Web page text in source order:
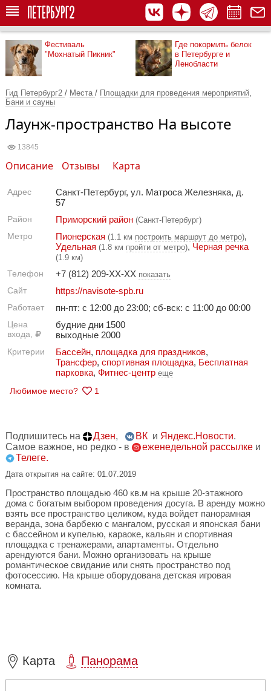
Фестиваль
"Мохнатый Пикник"
Где покормить белок
в Петербурге и
Ленобласти
Гид Петербург2 / Места / Площадки для проведения мероприятий,
Бани и сауны
Лаунж-пространство На высоте
13845
Описание Отзывы Карта
Адрес
Санкт-Петербург, ул. Матроса Железняка, д.
57
Район Приморский район (Санкт-Петербург)
Метро Пионерская (1.1 км построить маршрут до метро),
Удельная (1.8 км пройти от метро), Черная речка
(1.9 км)
Телефон +7 (812) 209-XX-XX показать
Сайт https://navisote-spb.ru
Работает пн-пт: с 12:00 до 23:00; сб-вск: с 11:00 до 00:00
Цена
входа,
будние дни 1500
выходные 2000
Критерии Бассейн, площадка для праздников,
Трансфер, спортивная площадка, Бесплатная
парковка, Фитнес-центр еще
Любимое место? 1
Подпишитесь на Дзен, ВК и Яндекс.Новости.
Самое важное, но редко - в
еженедельной рассылке и
Телеге.
Дата открытия на сайте: 01.07.2019
Пространство площадью 460 кв.м на крыше 20-этажного
дома с богатым выбором проведения досуга. В аренду можно
взять все пространство целиком, куда войдет панорамная
веранда, зона барбекю с мангалом, русская и японская бани
с бассейном и купелью, караоке, кальян и спортивная
площадка с тренажерами, апартаменты. Отдельно
арендуются бани. Можно организовать на крыше
романтическое свидание или снять пространство под
фотосессию. На крыше оборудована детская игровая
комната.
Карта Панорама